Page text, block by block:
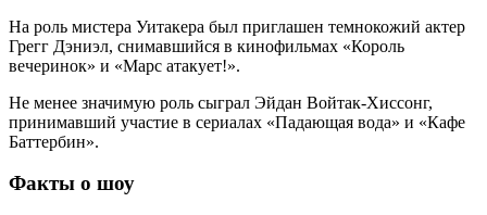
На роль мистера Уитакера был приглашен темнокожий актер
Грегг Дэниэл, снимавшийся в кинофильмах «Король
вечеринок» и «Марс атакует!».
Не менее значимую роль сыграл Эйдан Войтак-Хиссонг,
принимавший участие в сериалах «Падающая вода» и «Кафе
Баттербин».
Факты о шоу